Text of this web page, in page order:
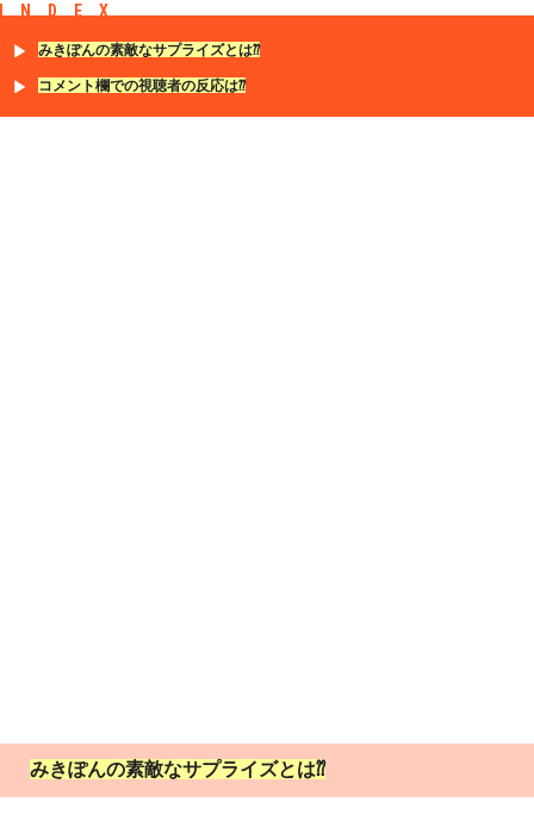
INDEX
みきぽんの素敵なサプライズとは⁇
コメント欄での視聴者の反応は⁇
みきぽんの素敵なサプライズとは⁇